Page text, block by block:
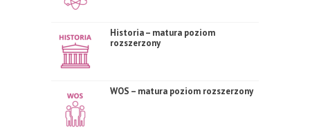
Historia – matura poziom
rozszerzony
WOS – matura poziom rozszerzony